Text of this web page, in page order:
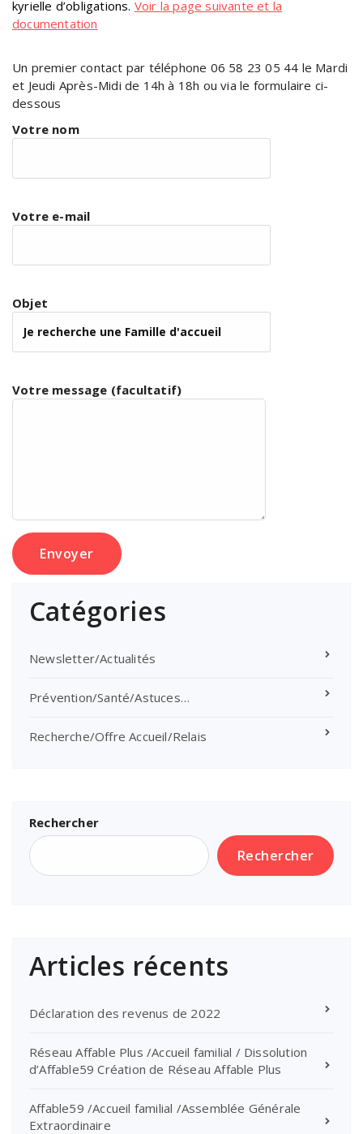
kyrielle d’obligations. Voir la page suivante et la
documentation
Un premier contact par téléphone 06 58 23 05 44 le Mardi
et Jeudi Après-Midi de 14h à 18h ou via le formulaire ci-
dessous
Votre nom
Votre e-mail
Objet
Votre message (facultatif)
Catégories
Newsletter/Actualités
Prévention/Santé/Astuces…
Recherche/Offre Accueil/Relais
Rechercher
Rechercher
Articles récents
Déclaration des revenus de 2022
Réseau Affable Plus /Accueil familial / Dissolution
d’Affable59 Création de Réseau Affable Plus
Affable59 /Accueil familial /Assemblée Générale
Extraordinaire